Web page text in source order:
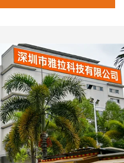
4000 К и двойное